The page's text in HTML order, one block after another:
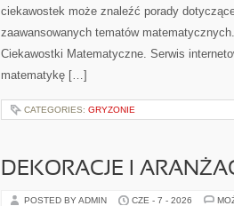
ciekawostek może znaleźć porady
zaawansowanych tematów
Ciekawostki Matematyczne. Serwis
matematykę […]
CATEGORIES: GRYZONIE
DEKORACJE I
POSTED BY ADMIN CZE - 7 - 2026